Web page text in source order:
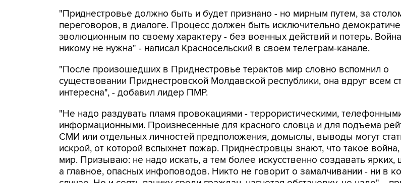
"Приднестровье должно быть и будет признано - но мирным путем, за
переговоров, в диалоге. Процесс должен быть исключительно
эволюционным по своему характеру - без военных действий и потерь. Война
никому не нужна" - написал Красносельский в своем телеграм-канале.
"После произошедших в Приднестровье терактов мир словно вспомнил о
существовании Приднестровской Молдавской республики, она вдруг всем
интересна", - добавил лидер ПМР.
"Не надо раздувать пламя провокациями - террористическими,
информационными. Произнесенные для красного словца и для подъема
СМИ или отдельных личностей предположения, домыслы, выводы могут
искрой, от которой вспыхнет пожар. Приднестровцы знают, что такое
мир. Призываю: не надо искать, а тем более искусственно создавать ярких,
а главное, опасных инфоповодов. Никто не говорит о замалчивании - ни в